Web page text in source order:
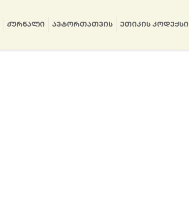
ᲟᲣᲠᲜᲐᲚᲘ ᲐᲕᲢᲝᲠᲗᲐᲗᲕᲘᲡ ᲔᲗᲘᲙᲘᲡ ᲙᲝᲓᲔᲥᲡᲘ